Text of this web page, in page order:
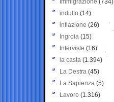
Immigrazione (734)
indulto (14)
inflazione (26)
Ingroia (15)
Interviste (16)
la casta (1.394)
La Destra (45)
La Sapienza (5)
Lavoro (1.316)